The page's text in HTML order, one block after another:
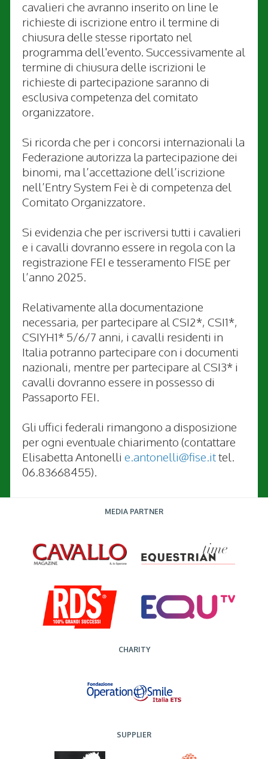
cavalieri che avranno inserito on line le
richieste di iscrizione entro il termine di
chiusura delle stesse riportato nel
programma dell'evento. Successivamente al
termine di chiusura delle iscrizioni le
richieste di partecipazione saranno di
esclusiva competenza del comitato
organizzatore.
Si ricorda che per i concorsi internazionali la
Federazione autorizza la partecipazione dei
binomi, ma l’accettazione dell’iscrizione
nell’Entry System Fei è di competenza del
Comitato Organizzatore.
Si evidenzia che per iscriversi tutti i cavalieri
e i cavalli dovranno essere in regola con la
registrazione FEI e tesseramento FISE per
l’anno 2025.
Relativamente alla documentazione
necessaria, per partecipare al CSI2*, CSI1*,
CSIYH1* 5/6/7 anni, i cavalli residenti in
Italia potranno partecipare con i documenti
nazionali, mentre per partecipare al CSI3* i
cavalli dovranno essere in possesso di
Passaporto FEI.
Gli uffici federali rimangono a disposizione
per ogni eventuale chiarimento (contattare
Elisabetta Antonelli e.antonelli@fise.ittel.
06.83668455).
MEDIA PARTNER
CHARITY
SUPPLIER